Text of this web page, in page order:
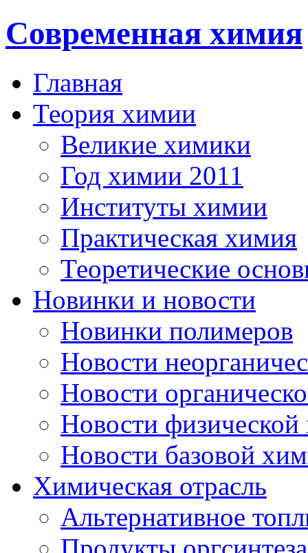
Современная химия
Главная
Теория химии
Великие химики
Год химии 2011
Институты химии
Практическая химия
Теоретические
Новинки и новости
Новинки полимеров
Новости
Новости
Новости
Новости базовой
Химическая отрасль
Альтернативное